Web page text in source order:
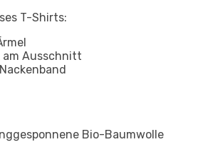
T-Shirts:
am Ausschnitt
Bio-Baumwolle